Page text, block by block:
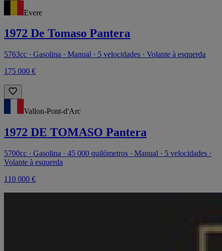
Evere
1972 De Tomaso Pantera
5763cc · Gasolina · Manual · 5 velocidades · Volante à esquerda
175 000 €
Vallon-Pont-d'Arc
1972 DE TOMASO Pantera
5700cc · Gasolina · 45 000 quilómetros · Manual · 5 velocidades ·
Volante à esquerda
110 000 €